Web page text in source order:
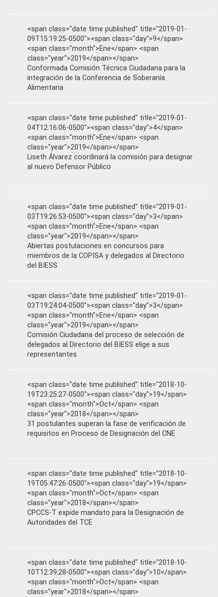
<span class="date time published" title="2019-01-
09T15:19:25-0500"><span class="day">9</span>
<span class="month">Ene</span> <span
class="year">2019</span></span>
Conformada Comisión Técnica Ciudadana para la
integración de la Conferencia de Soberanía
Alimentaria
<span class="date time published" title="2019-01-
04T12:16:06-0500"><span class="day">4</span>
<span class="month">Ene</span> <span
class="year">2019</span></span>
Liseth Álvarez coordinará la comisión para designar
al nuevo Defensor Público
<span class="date time published" title="2019-01-
03T19:26:53-0500"><span class="day">3</span>
<span class="month">Ene</span> <span
class="year">2019</span></span>
Abiertas postulaciones en concursos para
miembros de la COPISA y delegados al Directorio
del BIESS
<span class="date time published" title="2019-01-
03T19:24:04-0500"><span class="day">3</span>
<span class="month">Ene</span> <span
class="year">2019</span></span>
Comisión Ciudadana del proceso de selección de
delegados al Directorio del BIESS elige a sus
representantes
<span class="date time published" title="2018-10-
19T23:25:27-0500"><span class="day">19</span>
<span class="month">Oct</span> <span
class="year">2018</span></span>
31 postulantes superan la fase de verificación de
requisitos en Proceso de Designación del CNE
<span class="date time published" title="2018-10-
19T05:47:26-0500"><span class="day">19</span>
<span class="month">Oct</span> <span
class="year">2018</span></span>
CPCCS-T expide mandato para la Designación de
Autoridades del TCE
<span class="date time published" title="2018-10-
10T12:39:28-0500"><span class="day">10</span>
<span class="month">Oct</span> <span
class="year">2018</span></span>